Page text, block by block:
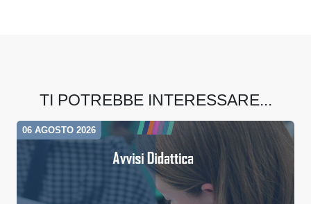
TI POTREBBE INTERESSARE...
06 AGOSTO 2026